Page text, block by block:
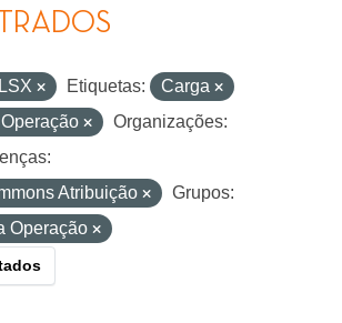
Etiquetas:
Carga
Organizações:
Atribuição
Grupos:
Operação